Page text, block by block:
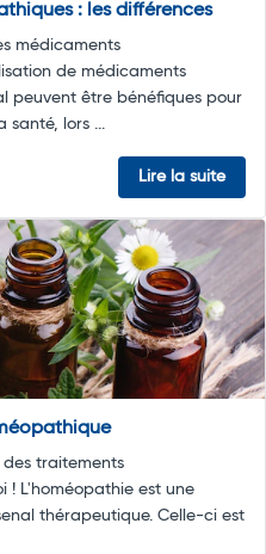
: les différences
médicaments
de médicaments
peuvent être bénéfiques pour
santé, lors ...
Lire la suite
traitements
! L'homéopathie est une
thérapeutique. Celle-ci est